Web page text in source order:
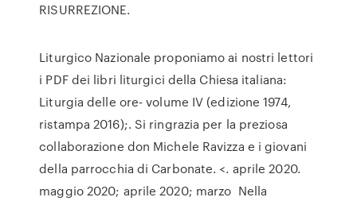
RISURREZIONE.
Liturgico Nazionale proponiamo ai nostri lettori
i PDF dei libri liturgici della Chiesa italiana:
Liturgia delle ore- volume IV (edizione 1974,
ristampa 2016);. Si ringrazia per la preziosa
collaborazione don Michele Ravizza e i giovani
della parrocchia di Carbonate. <. aprile 2020.
maggio 2020; aprile 2020; marzo Nella